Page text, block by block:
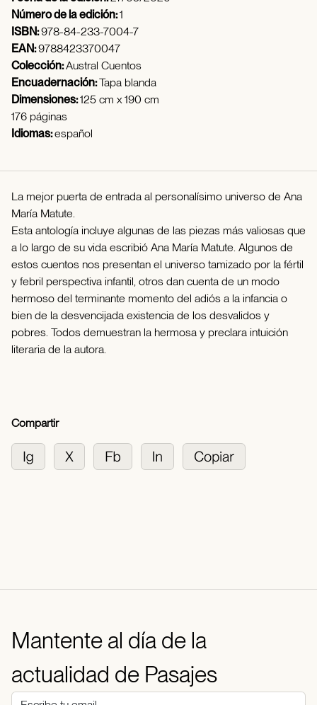
Número de la edición:1
ISBN:978-84-233-7004-7
EAN:9788423370047
Colección:Austral Cuentos
Encuadernación:Tapa blanda
Dimensiones:125 cm x 190 cm
176 páginas
Idiomas:español
La mejor puerta de entrada al personalísimo universo de Ana
María Matute.
Esta antología incluye algunas de las piezas más valiosas que
a lo largo de su vida escribió Ana María Matute. Algunos de
estos cuentos nos presentan el universo tamizado por la fértil
y febril perspectiva infantil, otros dan cuenta de un modo
hermoso del terminante momento del adiós a la infancia o
bien de la desvencijada existencia de los desvalidos y
pobres. Todos demuestran la hermosa y preclara intuición
literaria de la autora.
Compartir
Mantente al día de la
actualidad de Pasajes